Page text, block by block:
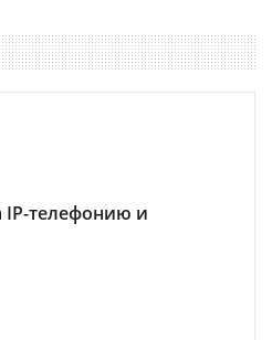
IP-телефонию и